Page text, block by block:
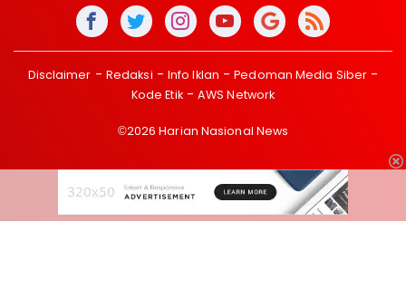
Disclaimer Redaksi Info Iklan
Pedoman Media Siber
Kode Etik
AWS Network
©2026 Harian Nasional News